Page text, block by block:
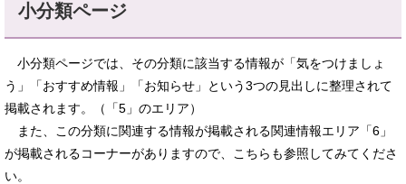
小分類ページ
小分類ページでは、その分類に該当する情報が「気をつけましょ
う」「おすすめ情報」「お知らせ」という3つの見出しに整理されて
掲載されます。（「5」のエリア）
また、この分類に関連する情報が掲載される関連情報エリア「6」
が掲載されるコーナーがありますので、こちらも参照してみてくださ
い。